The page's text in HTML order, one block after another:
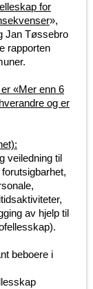
for
»,
Jan Tøssebro
rapporten
«Mer enn 6
og er
veiledning til
av hjelp til
beboere i